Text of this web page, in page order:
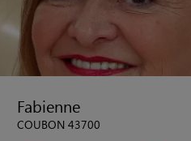
Fabienne
COUBON 43700